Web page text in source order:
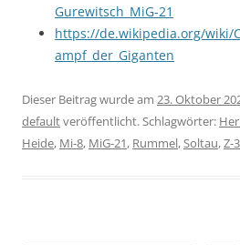
Gurewitsch_MiG-21
https://de.wikipedia.org/wiki/
ampf_der_Giganten
Dieser Beitrag wurde am 23. Oktober
defaultveröffentlicht. Schlagwörter:
Heide, Mi-8, MiG-21, Rummel,Soltau,Z-